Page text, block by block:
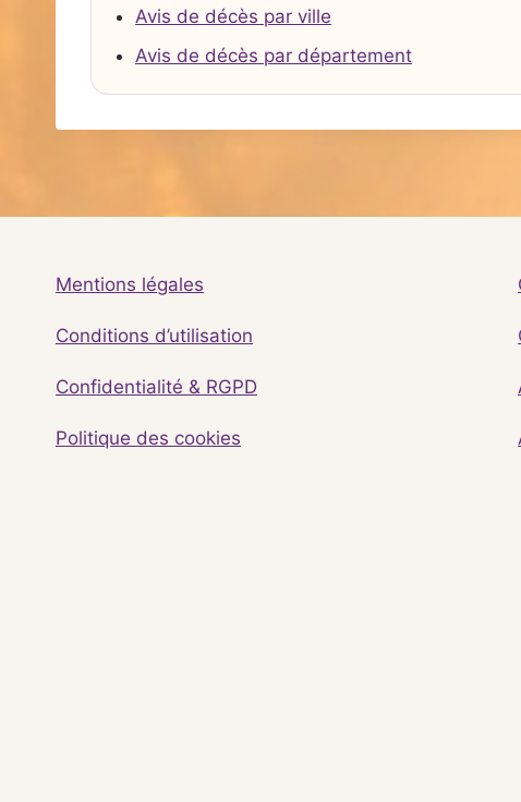
Avis de décès par ville
Avis de décès par département
Mentions légales
Conditions d’utilisation
Confidentialité & RGPD
Politique des cookies